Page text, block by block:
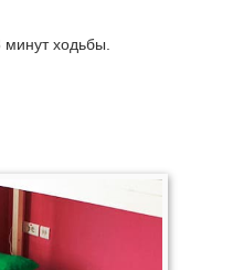
минут ходьбы.